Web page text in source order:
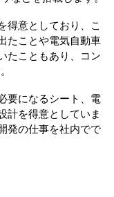
得意としており、こ
たことや電気自動車
たこともあり、コン
要になるシート、電
計を得意としていま
発の仕事を社内でで